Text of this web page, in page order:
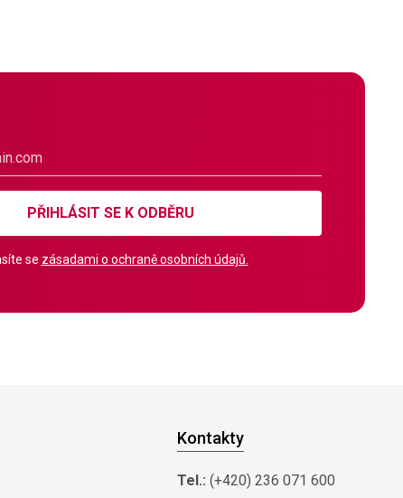
PŘIHLÁSIT SE K ODBĚRU
se zásadami o ochraně osobních údajů.
Kontakty
Tel.: (+420) 236 071 600